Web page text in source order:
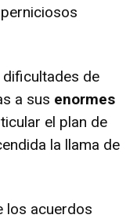
de
a sus enormes
el plan de
la llama de
los acuerdos